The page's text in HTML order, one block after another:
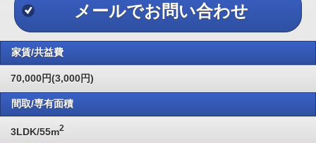
メールでお問い合わせ
家賃/共益費
70,000円(3,000円)
間取/専有面積
3LDK/55m2